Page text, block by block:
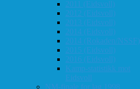
2011 (Eidsvoll)
2012 (Eidsvoll)
2013 (Eidsvoll)
2014 (Eidsvoll)
2014 (Rokaden/NSSF)
2015 (Eidsvoll)
2016 (Eidsvoll)
Kamp-statistikk mot
Eidsvoll
NM-finale for lag 1998